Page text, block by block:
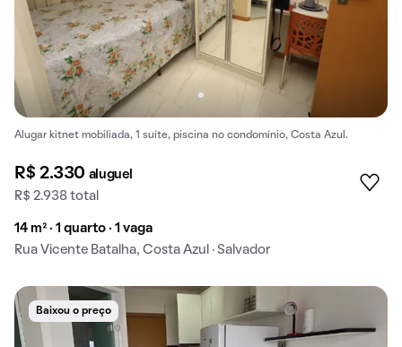
Alugar kitnet mobiliada, 1 suíte, piscina no condomínio, Costa Azul.
R$ 2.330 aluguel
R$ 2.938 total
14 m² · 1 quarto · 1 vaga
Rua Vicente Batalha, Costa Azul · Salvador
Baixou o preço